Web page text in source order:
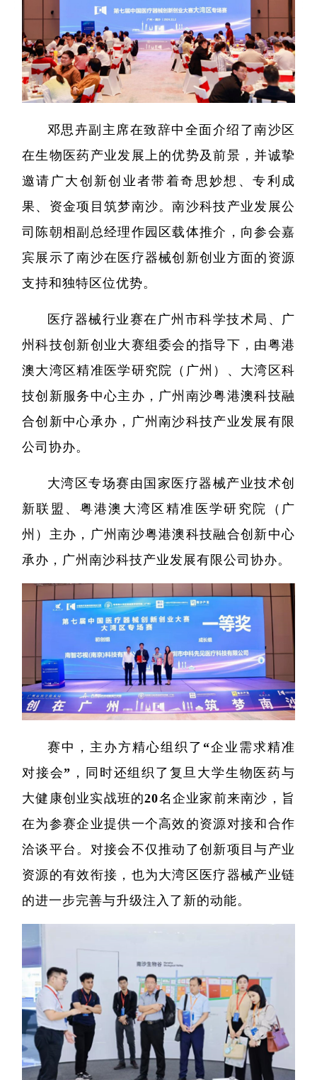
蛋白质
单细胞
分子
类器官
创新
创新药物
微生
邓思卉副主席在致辞中全面介绍了南沙区
在生物医药产业发展上的优势及前景，并诚挚
邀请广大创新创业者带着奇思妙想、专利成
果、资金项目筑梦南沙。南沙科技产业发展公
司陈朝相副总经理作园区载体推介，向参会嘉
宾展示了南沙在医疗器械创新创业方面的资源
支持和独特区位优势。
医疗器械行业赛在广州市科学技术局、广
州科技创新创业大赛组委会的指导下，由粤港
澳大湾区精准医学研究院（广州）、大湾区科
技创新服务中心主办，广州南沙粤港澳科技融
合创新中心承办，广州南沙科技产业发展有限
公司协办。
大湾区专场赛由国家医疗器械产业技术创
新联盟、粤港澳大湾区精准医学研究院（广
州）主办，广州南沙粤港澳科技融合创新中心
承办，广州南沙科技产业发展有限公司协办。
赛中，主办方精心组织了“企业需求精准
对接会”，同时还组织了复旦大学生物医药与
大健康创业实战班的20名企业家前来南沙，旨
在为参赛企业提供一个高效的资源对接和合作
洽谈平台。对接会不仅推动了创新项目与产业
资源的有效衔接，也为大湾区医疗器械产业链
的进一步完善与升级注入了新的动能。